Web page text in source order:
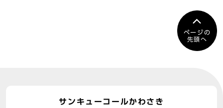
ページの
先頭へ
サンキューコールかわさき